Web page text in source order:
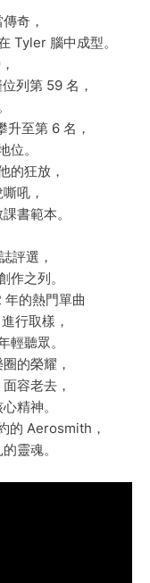
奇，
Tyler 腦中成型。
列第 59 名，
至第 6 名，
位。
的狂放，
吼，
書範本。
評選，
作之列。
的熱門單曲
行取樣，
輕聽眾。
的榮耀，
容老去，
精神。
的 Aerosmith，
靈魂。